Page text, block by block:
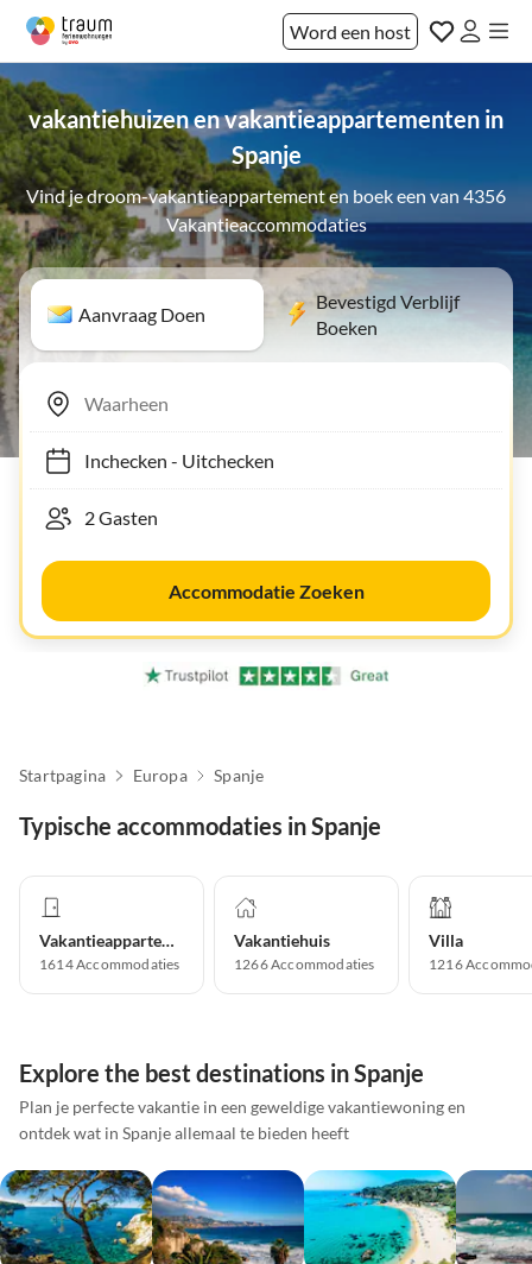
Word een host
vakantiehuizen en vakantieappartementen in
Spanje
Vind je droom-vakantieappartement en boek een van 4356
Vakantieaccommodaties
Aanvraag Doen
Bevestigd Verblijf
Boeken
Inchecken- Uitchecken
Accommodatie Zoeken
Startpagina Europa Spanje
Typische accommodaties in Spanje
Vakantieappartement
1614Accommodaties
Vakantiehuis
1266Accommodaties
Villa
1216
Explore the best destinations in Spanje
Plan je perfecte vakantie in een geweldige vakantiewoning en
ontdek wat in Spanje allemaal te bieden heeft